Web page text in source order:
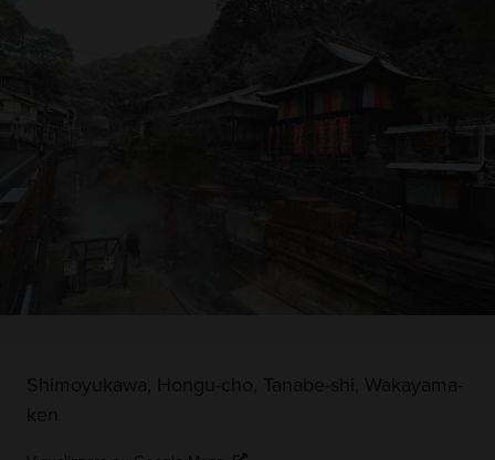
Shimoyukawa, Hongu-cho, Tanabe-shi, Wakayama-
ken